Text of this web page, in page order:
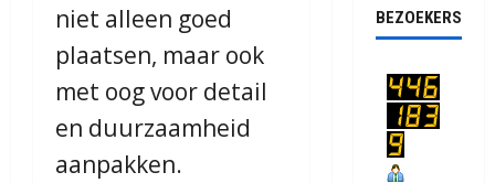
niet alleen goed
plaatsen, maar ook
met oog voor detail
en duurzaamheid
aanpakken.
BEZOEKERS